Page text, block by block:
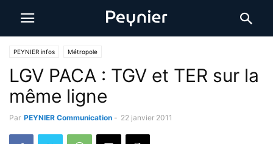
PEYNIER infos Métropole
LGV PACA : TGV et TER sur la
même ligne
Par PEYNIER Communication - 22 janvier 2011